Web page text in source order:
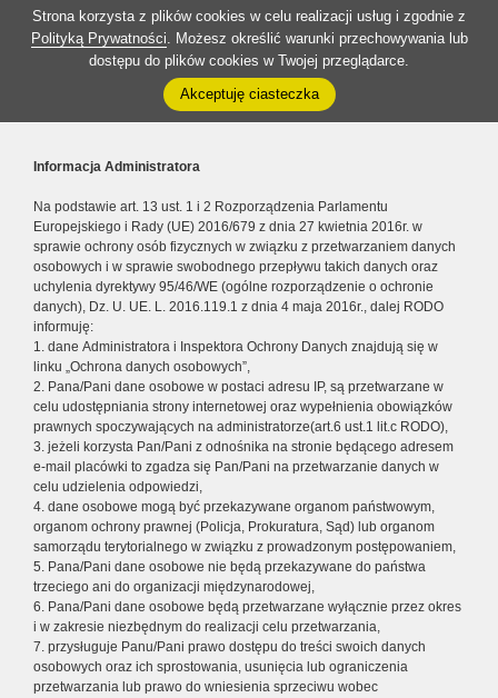
Strona korzysta z plików cookies w celu realizacji usług i zgodnie z
Polityką Prywatności. Możesz określić warunki przechowywania lub
dostępu do plików cookies w Twojej przeglądarce.
Akceptuję ciasteczka
Informacja Administratora
Na podstawie art. 13 ust. 1 i 2 Rozporządzenia Parlamentu
Europejskiego i Rady (UE) 2016/679 z dnia 27 kwietnia 2016r. w
sprawie ochrony osób fizycznych w związku z przetwarzaniem danych
osobowych i w sprawie swobodnego przepływu takich danych oraz
uchylenia dyrektywy 95/46/WE (ogólne rozporządzenie o ochronie
danych), Dz. U. UE. L. 2016.119.1 z dnia 4 maja 2016r., dalej RODO
informuję:
1. dane Administratora i Inspektora Ochrony Danych znajdują się w
linku „Ochrona danych osobowych”,
2. Pana/Pani dane osobowe w postaci adresu IP, są przetwarzane w
celu udostępniania strony internetowej oraz wypełnienia obowiązków
prawnych spoczywających na administratorze(art.6 ust.1 lit.c RODO),
3. jeżeli korzysta Pan/Pani z odnośnika na stronie będącego adresem
e-mail placówki to zgadza się Pan/Pani na przetwarzanie danych w
celu udzielenia odpowiedzi,
4. dane osobowe mogą być przekazywane organom państwowym,
organom ochrony prawnej (Policja, Prokuratura, Sąd) lub organom
samorządu terytorialnego w związku z prowadzonym postępowaniem,
5. Pana/Pani dane osobowe nie będą przekazywane do państwa
trzeciego ani do organizacji międzynarodowej,
6. Pana/Pani dane osobowe będą przetwarzane wyłącznie przez okres
i w zakresie niezbędnym do realizacji celu przetwarzania,
7. przysługuje Panu/Pani prawo dostępu do treści swoich danych
osobowych oraz ich sprostowania, usunięcia lub ograniczenia
przetwarzania lub prawo do wniesienia sprzeciwu wobec